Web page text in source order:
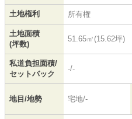
土地権利 所有権
土地面積
(坪数)
51.65㎡(15.62坪)
私道負担面積/
セットバック
-/-
地目/地勢 宅地/-